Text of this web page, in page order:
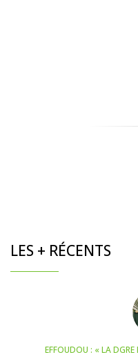
LES + RÉCENTS
EFFOUDOU : « LA DGRE